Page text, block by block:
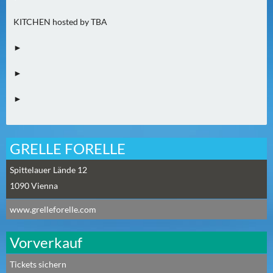
)
U
E
E
M
O
R
G
E
N
(
0
)
KITCHEN hosted by TBA
►
►
►
GRELLE FORELLE
Spittelauer Lände 12
1090Vienna
www.grelleforelle.com
Vorverkauf
Tickets sichern